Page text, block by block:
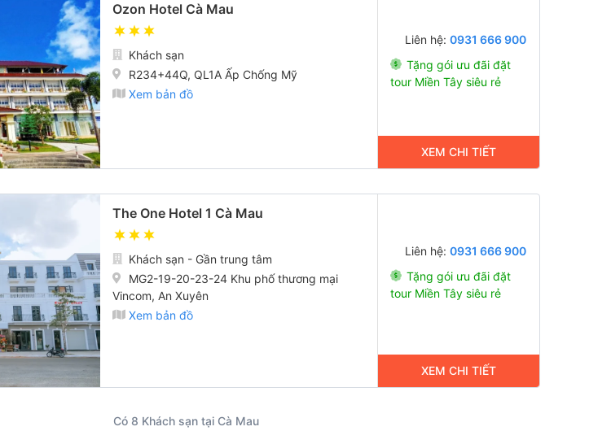
Ozon Hotel Cà Mau
Khách sạn
R234+44Q, QL1A Ấp Chống Mỹ
Xem bản đồ
Liên hệ:0931 666 900
Tặng gói ưu đãi đặt
tour Miền Tây siêu rẻ
XEM CHI TIẾT
The One Hotel 1 Cà Mau
Khách sạn - Gần trung tâm
MG2-19-20-23-24 Khu phố thương mại
Vincom, An Xuyên
Xem bản đồ
Liên hệ:0931 666 900
Tặng gói ưu đãi đặt
tour Miền Tây siêu rẻ
XEM CHI TIẾT
Có 8 Khách sạn tại Cà Mau